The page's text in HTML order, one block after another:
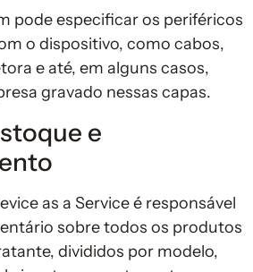
pode especificar os periféricos
o dispositivo, como cabos,
e até, em alguns casos,
gravado nessas capas.
e
as a Service é responsável
sobre todos os produtos
divididos por modelo,